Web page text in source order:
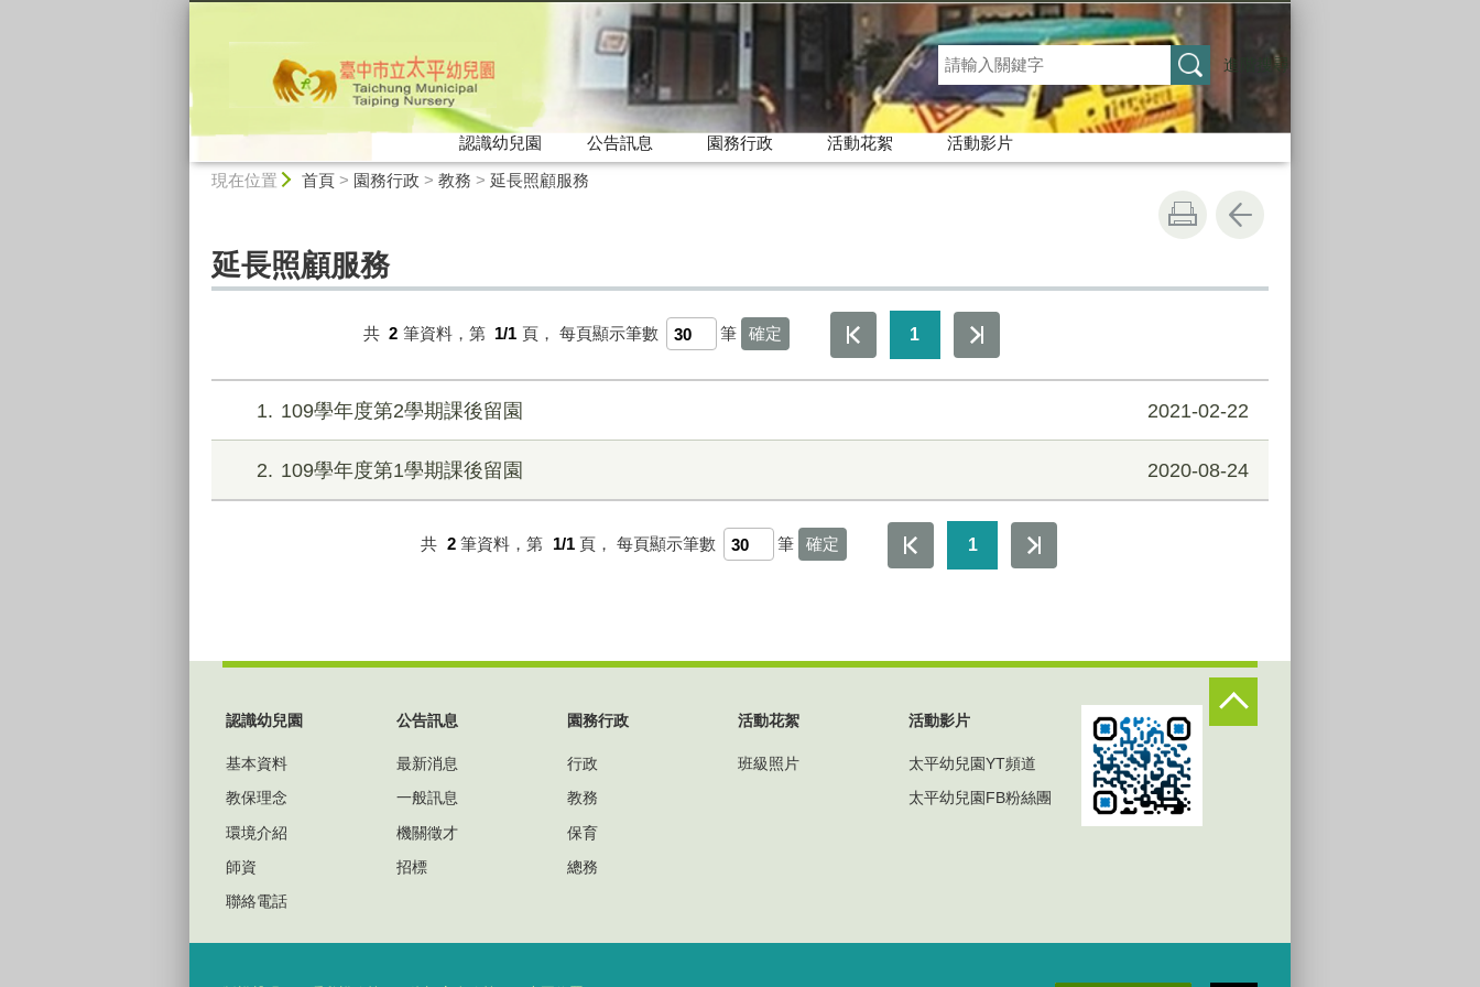
進階搜尋
認識幼兒園 公告訊息 園務行政 活動花絮
活動影片
現在位置 首頁> 園務行政 > 教務 > 延長照顧服務
延長照顧服務
共 2 筆資料，第 1/1 頁， 每頁顯示筆數 筆 1
1 109學年度第2學期課後留園 2021-02-22
2 109學年度第1學期課後留園 2020-08-24
共 2 筆資料，第 1/1 頁， 每頁顯示筆數 筆 1
認識幼兒園
基本資料
教保理念
環境介紹
師資
聯絡電話
公告訊息
最新消息
一般訊息
機關徵才
招標
園務行政
行政
教務
保育
總務
活動花絮
班級照片
活動影片
太平幼兒園YT頻道
太平幼兒園FB粉絲團